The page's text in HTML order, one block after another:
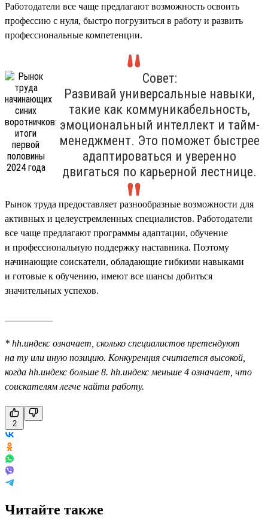
Работодатели все чаще предлагают возможность освоить
профессию с нуля, быстро погрузиться в работу и развить
профессиональные компетенции.
Совет:
Развивай универсальные навыки,
такие как коммуникабельность,
эмоциональный интеллект и тайм-
менеджмент. Это поможет быстрее
адаптироваться и уверенно
двигаться по карьерной лестнице.
Рынок труда предоставляет разнообразные возможности для
активных и целеустремленных специалистов. Работодатели
все чаще предлагают программы адаптации, обучение
и профессиональную поддержку наставника. Поэтому
начинающие соискатели, обладающие гибкими навыками
и готовые к обучению, имеют все шансы добиться
значительных успехов.
* hh.индекс означает, сколько специалистов претендуют
на ту или иную позицию. Конкуренция считается высокой,
когда hh.индекс больше 8. hh.индекс меньше 4 означает, что
соискателям легче найти работу.
2
Читайте также